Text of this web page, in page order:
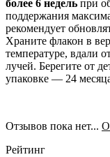
более 6 недель при
поддержания
рекомендует
Храните флакон в
температуре, вдали
лучей. Берегите от
упаковке — 24
Отзывов пока нет...
Рейтинг